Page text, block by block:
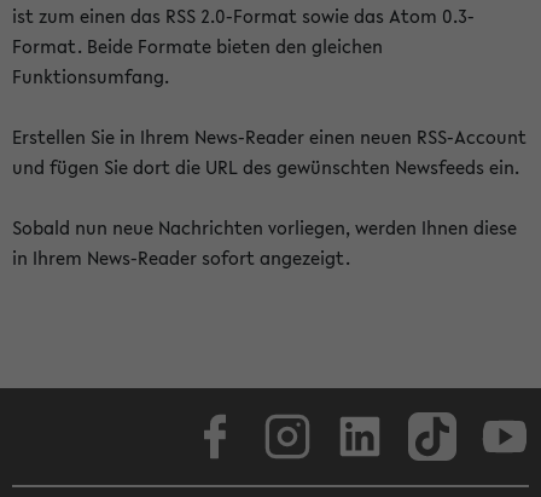
ist zum einen das RSS 2.0-Format sowie das Atom 0.3-
Format. Beide Formate bieten den gleichen
Funktionsumfang.
Erstellen Sie in Ihrem News-Reader einen neuen RSS-Account
und fügen Sie dort die URL des gewünschten Newsfeeds ein.
Sobald nun neue Nachrichten vorliegen, werden Ihnen diese
in Ihrem News-Reader sofort angezeigt.